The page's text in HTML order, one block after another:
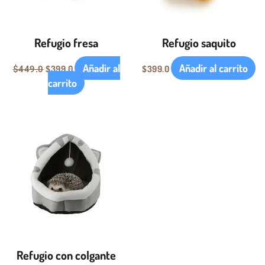
Refugio fresa
$449.0$399.0
Añadir al
carrito
Refugio saquito
$399.0 Añadir al carrito
Refugio con colgante